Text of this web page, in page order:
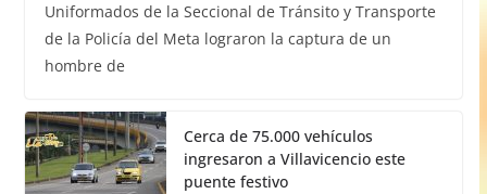
Uniformados de la Seccional de Tránsito y Transporte
de la Policía del Meta lograron la captura de un
hombre de
Cerca de 75.000 vehículos
ingresaron a Villavicencio este
puente festivo